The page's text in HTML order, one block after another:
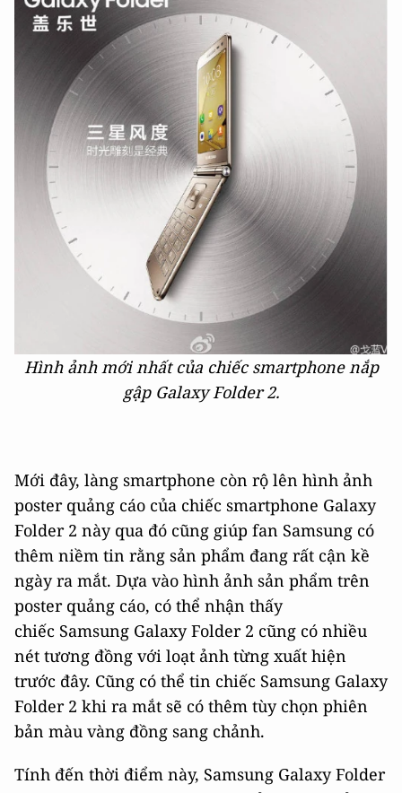
Hình ảnh mới nhất của chiếc smartphone nắp
gập Galaxy Folder 2.
Mới đây, làng smartphone còn rộ lên hình ảnh
poster quảng cáo của chiếc smartphone Galaxy
Folder 2 này qua đó cũng giúp fan Samsung có
thêm niềm tin rằng sản phẩm đang rất cận kề
ngày ra mắt. Dựa vào hình ảnh sản phẩm trên
poster quảng cáo, có thể nhận thấy
chiếc Samsung Galaxy Folder 2 cũng có nhiều
nét tương đồng với loạt ảnh từng xuất hiện
trước đây. Cũng có thể tin chiếc Samsung Galaxy
Folder 2 khi ra mắt sẽ có thêm tùy chọn phiên
bản màu vàng đồng sang chảnh.
Tính đến thời điểm này, Samsung Galaxy Folder